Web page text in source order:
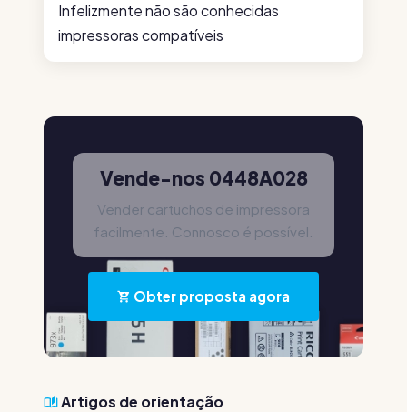
Infelizmente não são conhecidas
impressoras compatíveis
Vende-nos 0448A028
Vender cartuchos de impressora
facilmente. Connosco é possível.
Obter proposta agora
Artigos de orientação